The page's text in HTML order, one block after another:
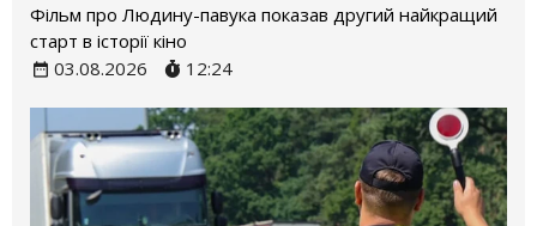
Фільм про Людину-павука показав другий найкращий
старт в історії кіно
03.08.2026
12:24